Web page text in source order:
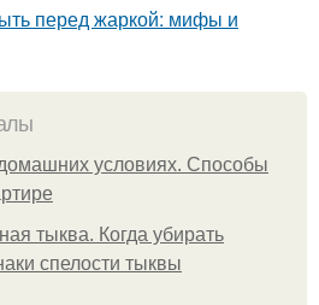
перед жаркой: мифы и
условиях. Способы
тыква. Когда убирать
спелости тыквы